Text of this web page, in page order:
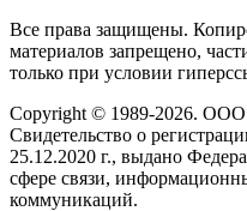
Все права защищены.
материалов запрещено,
только при условии
Copyright © 1989-2026.
Свидетельство о
25.12.2020 г., выдано
сфере связи,
коммуникаций.